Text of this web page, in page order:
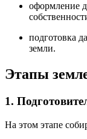
оформление
подготовка
земли.
Этапы
1.
На этом этапе